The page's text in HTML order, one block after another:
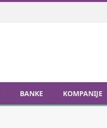
BANKE KOMPANIJE